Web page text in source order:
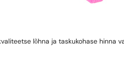
lõhna ja taskukohase hinna